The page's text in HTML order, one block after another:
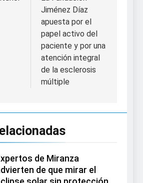
Jiménez Díaz
apuesta por el
papel activo del
paciente y por una
atención integral
de la esclerosis
múltiple
de Miranza
de que mirar el